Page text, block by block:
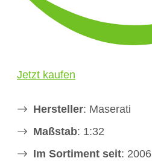
Jetzt kaufen
Hersteller: Maserati
Maßstab: 1:32
Im Sortiment seit: 2006